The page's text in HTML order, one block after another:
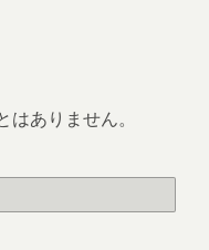
ありません。